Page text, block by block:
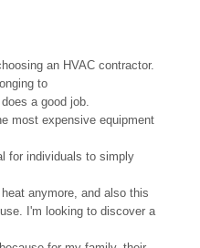
an HVAC contractor.
to
a good job.
most expensive equipment
for individuals to simply
anymore, and also this
I'm looking to discover a